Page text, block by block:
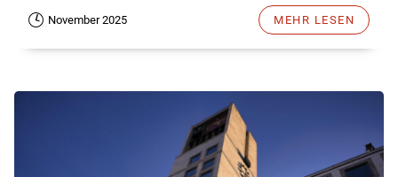
November 2025 MEHR LESEN